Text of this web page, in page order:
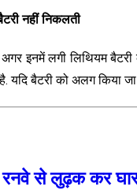
नहीं निकलती
अगर इनमें लगी
यदि बैटरी को अलग
से लुढ़क कर